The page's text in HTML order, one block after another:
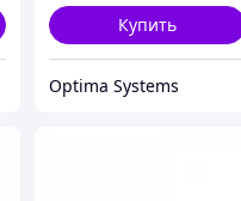
Купить
Optima Systems